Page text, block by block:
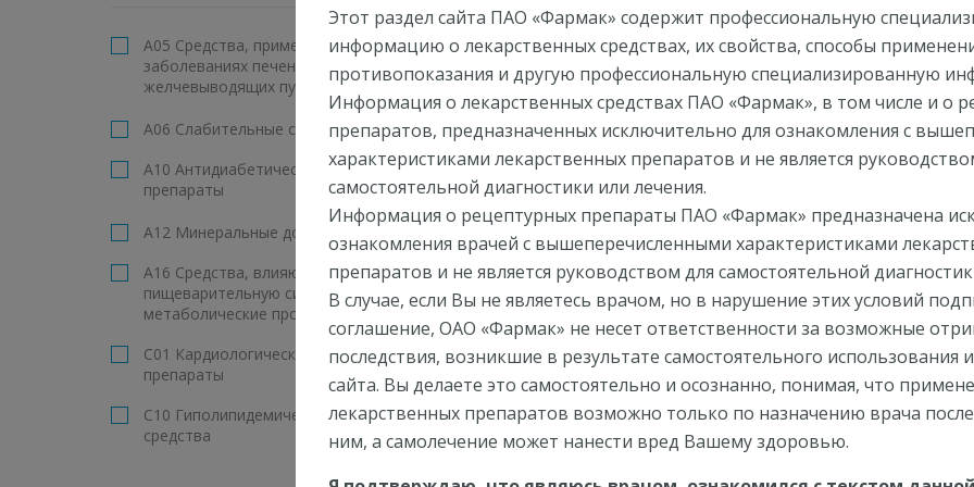
A05 Средства, применяемые при
заболеваниях печени и
желчевыводящих путей
A06 Слабительные средства
A10 Антидиабетические
препараты
A12 Минеральные добавки
A16 Средства, влияющие на
пищеварительную систему и
метаболические процессы
C01 Кардиологические
препараты
C10 Гиполипидемические
средства
Авеню®
ПОКАЗАНИЯ К
ПРИМЕНЕНИЮ:
Симптоматическое лечение
венолимфатической
недостаточности ...
Детальнее
Айдринк
ПОКАЗАНИЯ К
ПРИМЕНЕНИЮ:
Симптоматическое
острых респираторных
Детальнее
Этот раздел сайта ПАО «Фармак» содержит профессиональную
информацию о лекарственных средствах, их свойства, способы
противопоказания и другую профессиональную специализированную
Информация о лекарственных средствах ПАО «Фармак», в том числе и о
препаратов, предназначенных исключительно для ознакомления с
характеристиками лекарственных препаратов и не является
самостоятельной диагностики или лечения.
Информация о рецептурных препараты ПАО «Фармак» предназначена
ознакомления врачей с вышеперечисленными характеристиками
препаратов и не является руководством для самостоятельной
В случае, если Вы не являетесь врачом, но в нарушение этих условий
соглашение, ОАО «Фармак» не несет ответственности за возможные
последствия, возникшие в результате самостоятельного использования
сайта. Вы делаете это самостоятельно и осознанно, понимая, что
лекарственных препаратов возможно только по назначению врача
ним, а самолечение может нанести вред Вашему здоровью.